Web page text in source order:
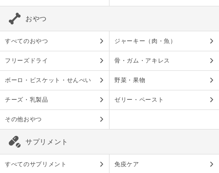
おやつ
すべてのおやつ ジャーキー（肉・魚）
フリーズドライ 骨・ガム・アキレス
ボーロ・ビスケット・せんべい 野菜・果物
チーズ・乳製品 ゼリー・ペースト
その他おやつ
サプリメント
すべてのサプリメント 免疫ケア